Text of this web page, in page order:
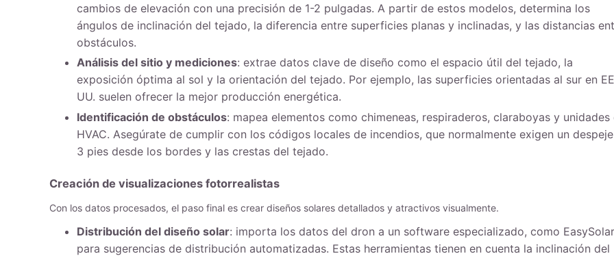
cambios de elevación con una precisión de 1-2 pulgadas. A partir de estos modelos, determina los
ángulos de inclinación del tejado, la diferencia entre superficies planas y inclinadas, y las distancias
obstáculos.
Análisis del sitio y mediciones: extrae datos clave de diseño como el espacio útil del tejado, la
exposición óptima al sol y la orientación del tejado. Por ejemplo, las superficies orientadas al sur en
UU. suelen ofrecer la mejor producción energética.
Identificación de obstáculos: mapea elementos como chimeneas, respiraderos, claraboyas y unidades
HVAC. Asegúrate de cumplir con los códigos locales de incendios, que normalmente exigen un
3 pies desde los bordes y las crestas del tejado.
Creación de visualizaciones fotorrealistas
Con los datos procesados, el paso final es crear diseños solares detallados y atractivos visualmente.
Distribución del diseño solar: importa los datos del dron a un software especializado, como
para sugerencias de distribución automatizadas. Estas herramientas tienen en cuenta la inclinación del